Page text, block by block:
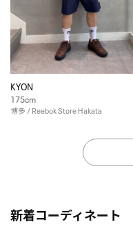
KYON
175cm
博多 / Reebok Store Hakata
新着コーディネート